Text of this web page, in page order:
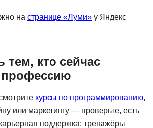
на странице «Луми» у Яндекс
тем, кто сейчас
курсы по программированию,
или маркетингу — проверьте, есть
поддержка: тренажёры